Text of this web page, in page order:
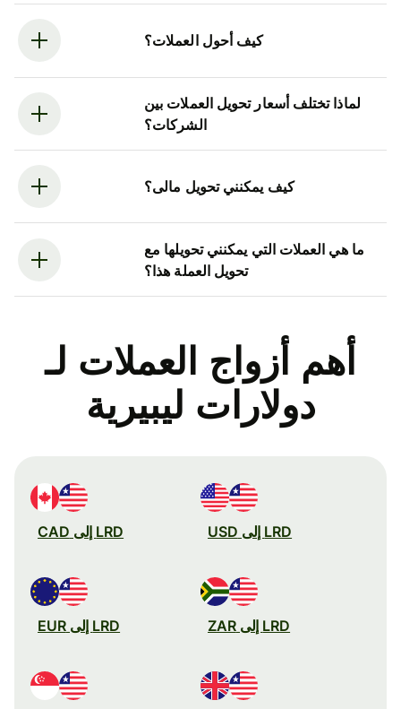
كيف أحول العملات؟
لماذا تختلف أسعار تحويل العملات بين
الشركات؟
كيف يمكنني تحويل مالى؟
ما هي العملات التي يمكنني تحويلها مع
تحويل العملة هذا؟
أهم أزواج العملات لـ
دولارات ليبيرية
LRD إلى USD LRD إلى CAD
LRD إلى ZAR LRD إلى EUR